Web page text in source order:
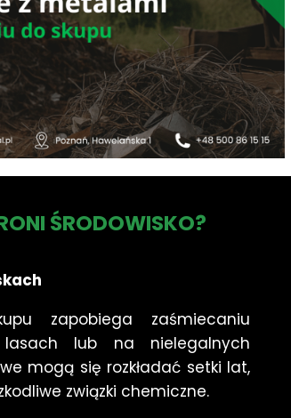
ŚRODOWISKO?
zapobiega zaśmiecaniu
lasach lub na nielegalnych
mogą się rozkładać setki lat,
związki chemiczne.